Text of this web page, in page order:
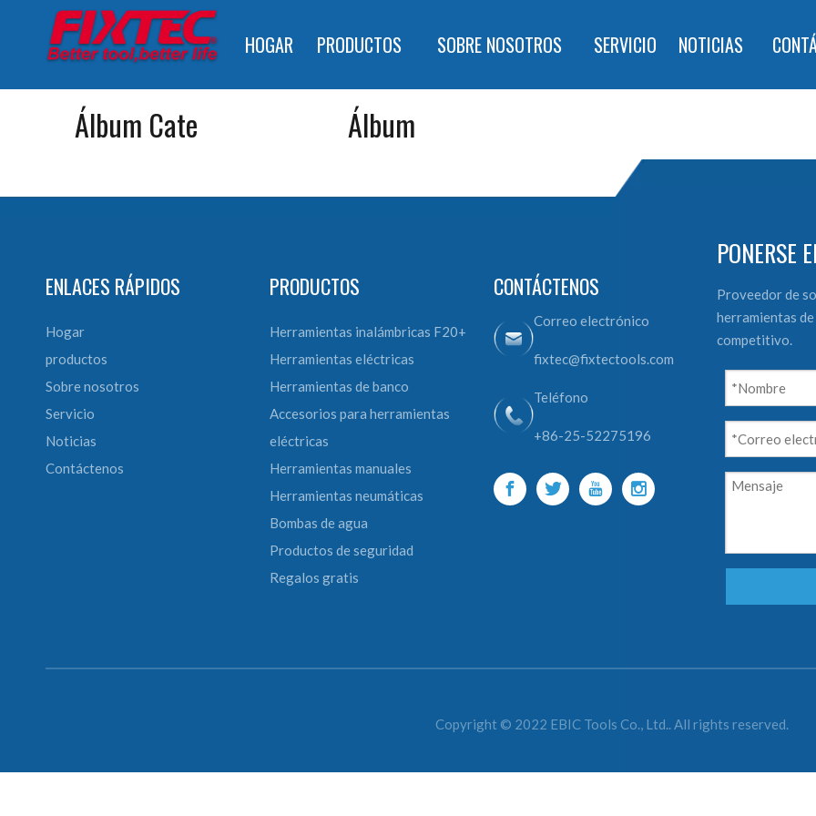
HOGAR PRODUCTOS SOBRE NOSOTROS SERVICIO NOTICIAS
Álbum Cate Álbum
ENLACES RÁPIDOS
Hogar
productos
Sobre nosotros
Servicio
Noticias
Contáctenos
PRODUCTOS
Herramientas inalámbricas F20+
Herramientas eléctricas
Herramientas de banco
Accesorios para herramientas
eléctricas
Herramientas manuales
Herramientas neumáticas
Bombas de agua
Productos de seguridad
Regalos gratis
CONTÁCTENOS
Correo electrónico
fixtec@fixtectools.com
Teléfono
+86-25-52275196
PONERSE
Proveedor de
herramientas
competitivo.
Copyright © 2022 EBIC Tools Co., Ltd.. All rights reserved.